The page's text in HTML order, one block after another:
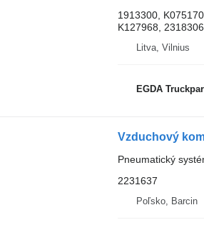
1913300,
K127968,
Litva, Vilnius
EGDA
Vzduchový
Pneumatický
2231637
Poľsko, Barcin